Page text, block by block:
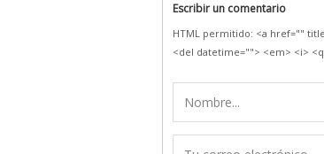
Escribir un comentario
HTML permitido: <a href=""
<del datetime=""> <em> <i>